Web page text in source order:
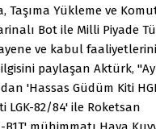
Taşıma Yükleme ve
Bot ile Milli Piyade
ve kabul
paylaşan Aktürk,
'Hassas Güdüm Kiti
LGK-82/84' ile Roketsan